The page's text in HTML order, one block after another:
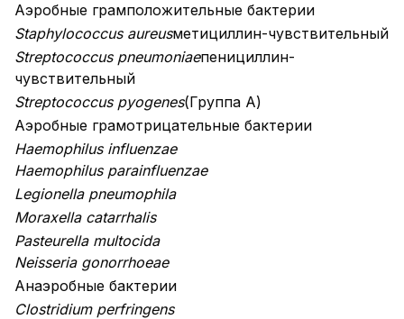
Аэробные грамположительные бактерии
Staphylococcus aureusметициллин-чувствительный
Streptococcus pneumoniaeпенициллин-
чувствительный
Streptococcus pyogenes(Группа А)
Аэробные грамотрицательные бактерии
Haemophilus influenzae
Haemophilus parainfluenzae
Legionella pneumophila
Moraxella catarrhalis
Pasteurella multocida
Neisseria gonorrhoeae
Анаэробные бактерии
Clostridium perfringens